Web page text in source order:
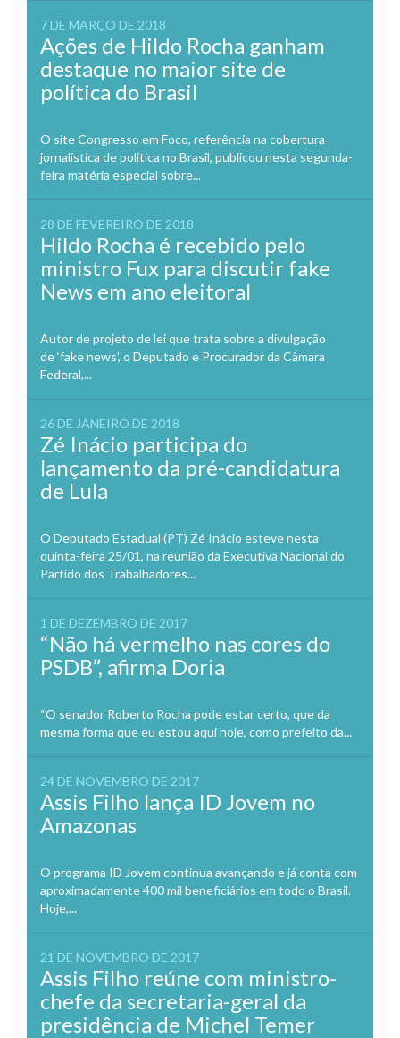
7 DE MARÇO DE 2018
Ações de Hildo Rocha ganham
destaque no maior site de
política do Brasil
O site Congresso em Foco, referência na cobertura
jornalística de política no Brasil, publicou nesta segunda-
feira matéria especial sobre...
28 DE FEVEREIRO DE 2018
Hildo Rocha é recebido pelo
ministro Fux para discutir fake
News em ano eleitoral
Autor de projeto de lei que trata sobre a divulgação
de ‘fake news’, o Deputado e Procurador da Câmara
Federal,...
26 DE JANEIRO DE 2018
Zé Inácio participa do
lançamento da pré-candidatura
de Lula
O Deputado Estadual (PT) Zé Inácio esteve nesta
quinta-feira 25/01, na reunião da Executiva Nacional do
Partido dos Trabalhadores...
1 DE DEZEMBRO DE 2017
“Não há vermelho nas cores do
PSDB”, afirma Doria
“O senador Roberto Rocha pode estar certo, que da
mesma forma que eu estou aqui hoje, como prefeito da...
24 DE NOVEMBRO DE 2017
Assis Filho lança ID Jovem no
Amazonas
O programa ID Jovem continua avançando e já conta com
aproximadamente 400 mil beneficiários em todo o Brasil.
Hoje,...
21 DE NOVEMBRO DE 2017
Assis Filho reúne com ministro-
chefe da secretaria-geral da
presidência de Michel Temer